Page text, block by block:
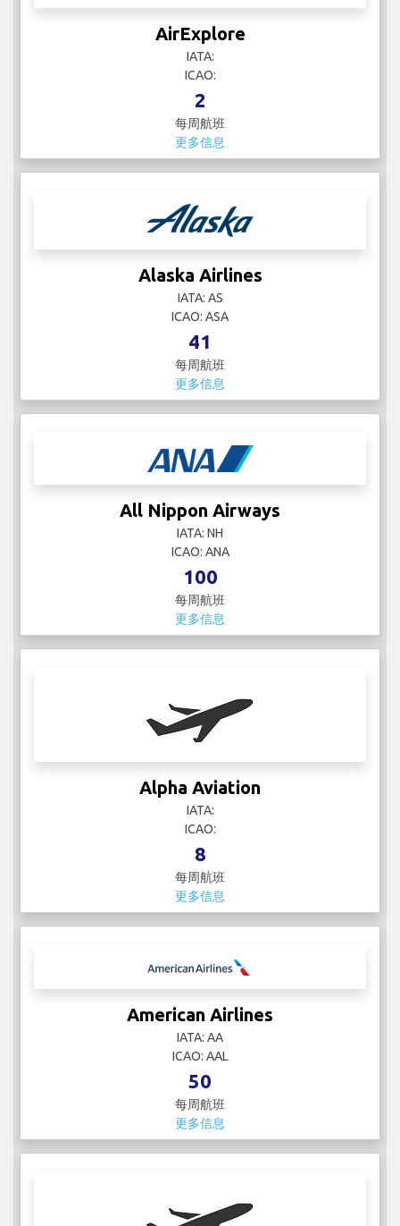
AirExplore
IATA:
ICAO:
2
每周航班
更多信息
Alaska Airlines
IATA: AS
ICAO: ASA
41
每周航班
更多信息
All Nippon Airways
IATA: NH
ICAO: ANA
100
每周航班
更多信息
Alpha Aviation
IATA:
ICAO:
8
每周航班
更多信息
American Airlines
IATA: AA
ICAO: AAL
50
每周航班
更多信息